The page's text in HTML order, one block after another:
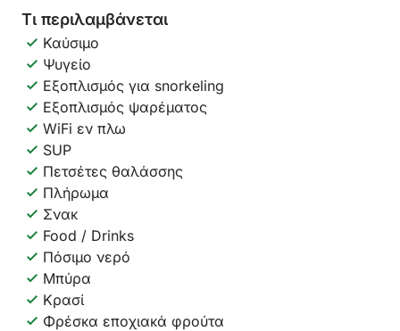
Τι περιλαμβάνεται
Καύσιμο
Ψυγείο
Εξοπλισμός για snorkeling
Εξοπλισμός ψαρέματος
WiFi εν πλω
SUP
Πετσέτες θαλάσσης
Πλήρωμα
Σνακ
Food / Drinks
Πόσιμο νερό
Μπύρα
Κρασί
Φρέσκα εποχιακά φρούτα